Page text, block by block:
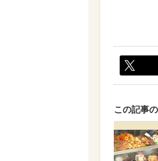
この記事